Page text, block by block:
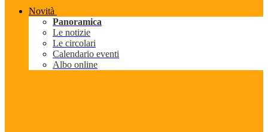
Novità
Panoramica
Le notizie
Le circolari
Calendario eventi
Albo online